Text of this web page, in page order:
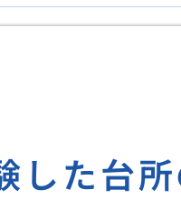
した台